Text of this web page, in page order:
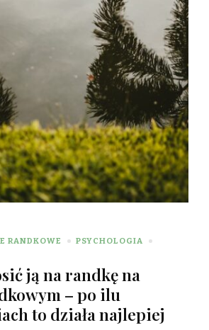
RANDKOWE
PSYCHOLOGIA
ją na randkę na
– po ilu
to działa najlepiej